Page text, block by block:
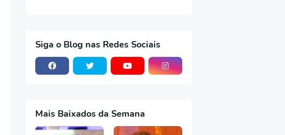
Siga o Blog nas Redes Sociais
Mais Baixados da Semana